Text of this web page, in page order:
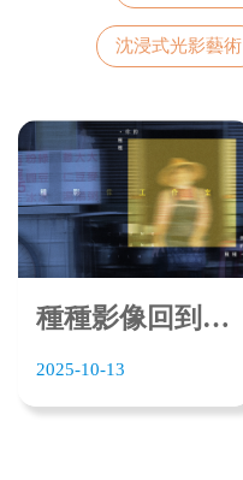
沈浸式光影藝術
種種影像回到原點 在地深耕 用影像說故事
2025-10-13